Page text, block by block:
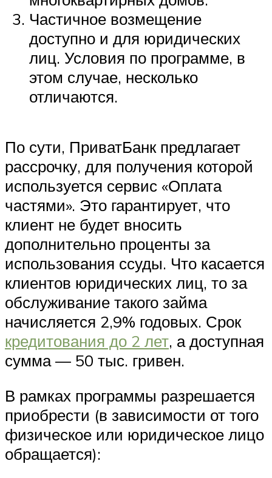
Частичное возмещение
доступно и для юридических
лиц. Условия по программе, в
этом случае, несколько
отличаются.
По сути, ПриватБанк предлагает
рассрочку, для получения которой
используется сервис «Оплата
частями». Это гарантирует, что
клиент не будет вносить
дополнительно проценты за
использования ссуды. Что касается
клиентов юридических лиц, то за
обслуживание такого займа
начисляется 2,9% годовых. Срок
кредитования до 2 лет, а доступная
сумма — 50 тыс. гривен.
В рамках программы разрешается
приобрести (в зависимости от того
физическое или юридическое лицо
обращается):